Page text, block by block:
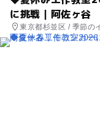
に挑戦｜阿佐ヶ谷
東京都杉並区 / 季節の